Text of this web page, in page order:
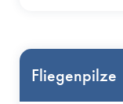
Fliegenpilze